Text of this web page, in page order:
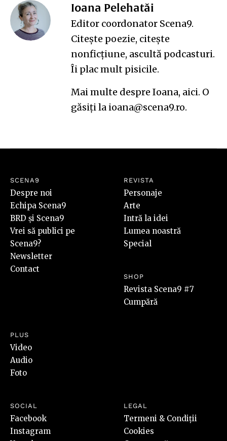
Ioana Pelehatăi
Editor coordonator Scena9.
Citește poezie, citește
nonficțiune, ascultă podcasturi.
Îi plac mult pisicile.
Mai multe despre Ioana, aici. O
găsiți la ioana@scena9.ro.
SCENA9
Despre noi
Echipa Scena9
BRD și Scena9
Vrei să publici pe
Scena9?
Newsletter
Contact
REVISTA
Personaje
Arte
Intră la idei
Lumea noastră
Special
SHOP
Revista Scena9 #7
Cumpără
PLUS
Video
Audio
Foto
SOCIAL
Facebook
Instagram
LEGAL
Termeni & Condiții
Cookies